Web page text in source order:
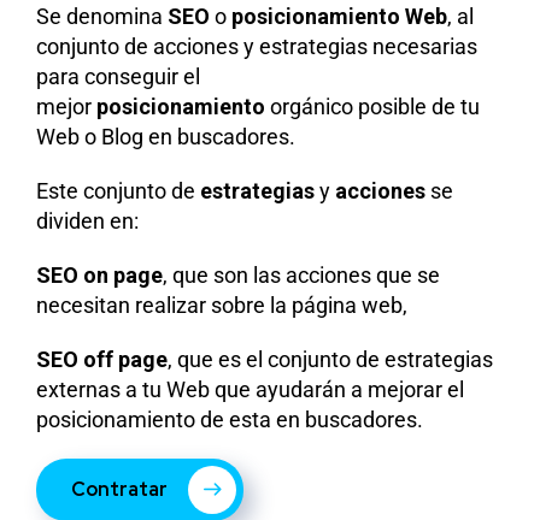
Se denomina SEO o posicionamiento Web, al
conjunto de acciones y estrategias necesarias
para conseguir el
mejor posicionamiento orgánico posible de tu
Web o Blog en buscadores.
Este conjunto de estrategiasy acciones se
dividen en:
SEO on page, que son las acciones que se
necesitan realizar sobre la página web,
SEO off page, que es el conjunto de estrategias
externas a tu Web que ayudarán a mejorar el
posicionamiento de esta en buscadores.
Contratar